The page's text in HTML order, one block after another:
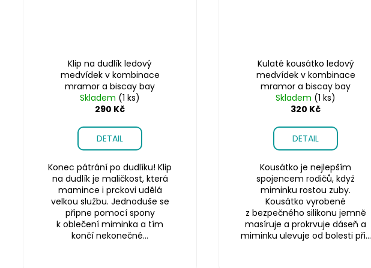
Klip na dudlík ledový
medvídek v kombinace
mramor a biscay bay
Skladem (1 ks)
290 Kč
DETAIL
Konec pátrání po dudlíku! Klip
na dudlík je maličkost, která
mamince i prckovi udělá
velkou službu. Jednoduše se
připne pomocí spony
k oblečení miminka a tím
končí nekonečné...
Kulaté kousátko ledový
medvídek v kombinace
mramor a biscay bay
Skladem (1 ks)
320 Kč
DETAIL
Kousátko je nejlepším
spojencem rodičů, když
miminku rostou zuby.
Kousátko vyrobené
z bezpečného silikonu jemně
masíruje a prokrvuje dáseň a
miminku ulevuje od bolesti při...